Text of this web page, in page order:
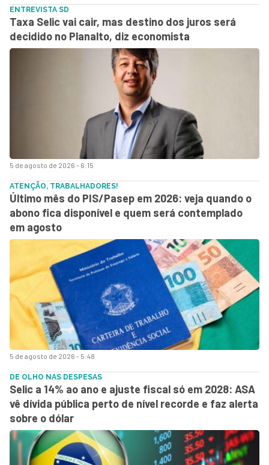
5 de agosto de 2026 - 6:15
ENTREVISTA SD
Taxa Selic vai cair, mas destino dos juros será
decidido no Planalto, diz economista
5 de agosto de 2026 - 5:48
ATENÇÃO, TRABALHADORES!
Último mês do PIS/Pasep em 2026: veja quando o
abono fica disponível e quem será contemplado
em agosto
DE OLHO NAS DESPESAS
Selic a 14% ao ano e ajuste fiscal só em 2028: ASA
vê dívida pública perto de nível recorde e faz alerta
sobre o dólar